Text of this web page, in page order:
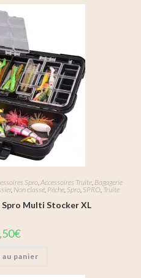
Spro,Accessoires Truite, Bagagerie
, Non classé, Pêche, Spro, SPRO, Truite
Multi Stocker XL
€
panier